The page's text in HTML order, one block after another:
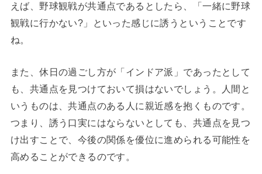
えば、野球観戦が共通点であるとしたら、「一緒に野球
観戦に行かない?」といった感じに誘うということです
ね。
また、休日の過ごし方が「インドア派」であったとして
も、共通点を見つけておいて損はないでしょう。人間と
いうものは、共通点のある人に親近感を抱くものです。
つまり、誘う口実にはならないとしても、共通点を見つ
け出すことで、今後の関係を優位に進められる可能性を
高めることができるのです。